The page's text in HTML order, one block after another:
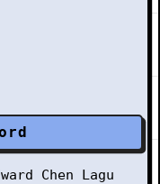
Chen
Lagu